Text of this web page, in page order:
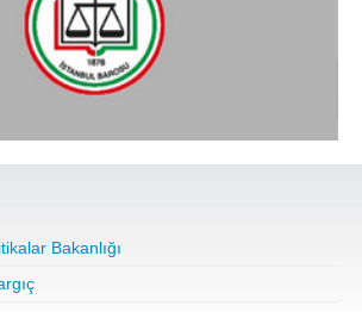
Bakanlığı